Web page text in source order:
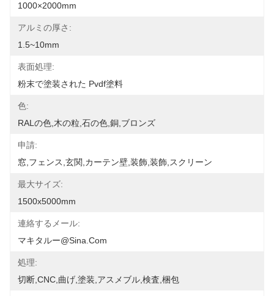
1000×2000mm
アルミの厚さ:
1.5~10mm
表面処理:
粉末で塗装された Pvdf塗料
色:
RALの色,木の粒,石の色,銅,ブロンズ
申請:
窓,フェンス,玄関,カーテン壁,装飾,装飾,スクリーン
最大サイズ:
1500x5000mm
連絡するメール:
マキタルー@sina.com
処理:
切断,CNC,曲げ,塗装,アスメブル,検査,梱包